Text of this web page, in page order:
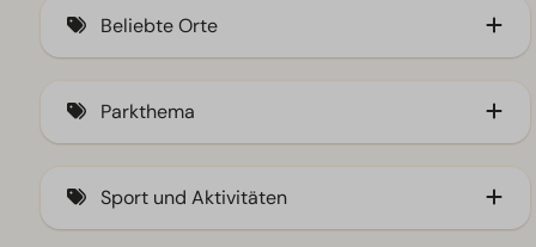
Beliebte Orte
Veluwe (189)
Waddeneilanden (5)
Parkthema
Stadt (165)
Sport und Aktivitäten